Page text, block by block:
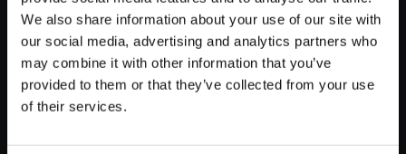
We also share information about your use of our site with
our social media, advertising and analytics partners who
may combine it with other information that you’ve
provided to them or that they’ve collected from your use
of their services.
【単曲】ストリートファイター
V アーケードエディション オリ
ジナル・サウンドトラック The